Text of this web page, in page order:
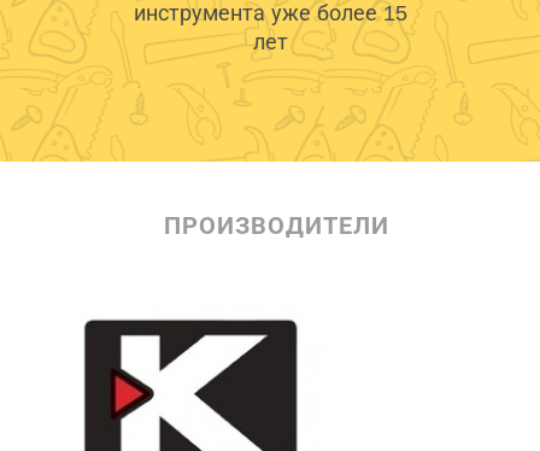
инструмента уже более 15
лет
ПРОИЗВОДИТЕЛИ